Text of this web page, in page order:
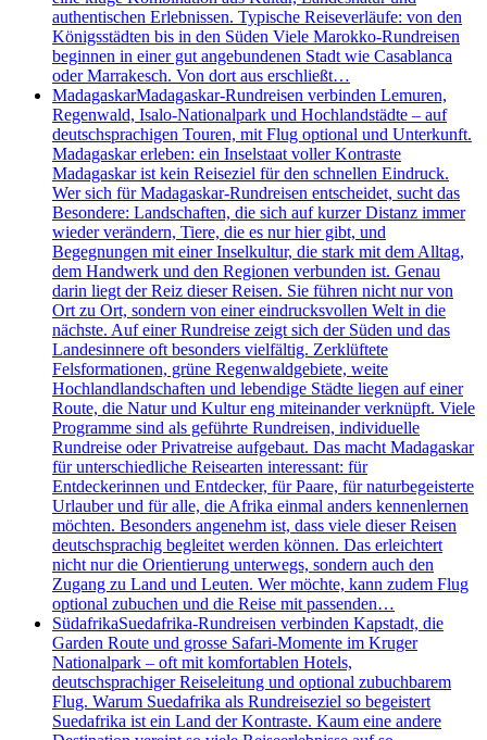
authentischen Erlebnissen. Typische Reiseverläufe: von den
Königsstädten bis in den Süden Viele Marokko-Rundreisen
beginnen in einer gut angebundenen Stadt wie Casablanca
oder Marrakesch. Von dort aus erschließt…
MadagaskarMadagaskar-Rundreisen verbinden Lemuren,
Regenwald, Isalo-Nationalpark und Hochlandstädte – auf
deutschsprachigen Touren, mit Flug optional und Unterkunft.
Madagaskar erleben: ein Inselstaat voller Kontraste
Madagaskar ist kein Reiseziel für den schnellen Eindruck.
Wer sich für Madagaskar-Rundreisen entscheidet, sucht das
Besondere: Landschaften, die sich auf kurzer Distanz immer
wieder verändern, Tiere, die es nur hier gibt, und
Begegnungen mit einer Inselkultur, die stark mit dem Alltag,
dem Handwerk und den Regionen verbunden ist. Genau
darin liegt der Reiz dieser Reisen. Sie führen nicht nur von
Ort zu Ort, sondern von einer eindrucksvollen Welt in die
nächste. Auf einer Rundreise zeigt sich der Süden und das
Landesinnere oft besonders vielfältig. Zerklüftete
Felsformationen, grüne Regenwaldgebiete, weite
Hochlandlandschaften und lebendige Städte liegen auf einer
Route, die Natur und Kultur eng miteinander verknüpft. Viele
Programme sind als geführte Rundreisen, individuelle
Rundreise oder Privatreise aufgebaut. Das macht Madagaskar
für unterschiedliche Reisearten interessant: für
Entdeckerinnen und Entdecker, für Paare, für naturbegeisterte
Urlauber und für alle, die Afrika einmal anders kennenlernen
möchten. Besonders angenehm ist, dass viele dieser Reisen
deutschsprachig begleitet werden können. Das erleichtert
nicht nur die Orientierung unterwegs, sondern auch den
Zugang zu Land und Leuten. Wer möchte, kann zudem Flug
optional zubuchen und die Reise mit passenden…
SüdafrikaSuedafrika-Rundreisen verbinden Kapstadt, die
Garden Route und grosse Safari-Momente im Kruger
Nationalpark – oft mit komfortablen Hotels,
deutschsprachiger Reiseleitung und optional zubuchbarem
Flug. Warum Suedafrika als Rundreiseziel so begeistert
Suedafrika ist ein Land der Kontraste. Kaum eine andere